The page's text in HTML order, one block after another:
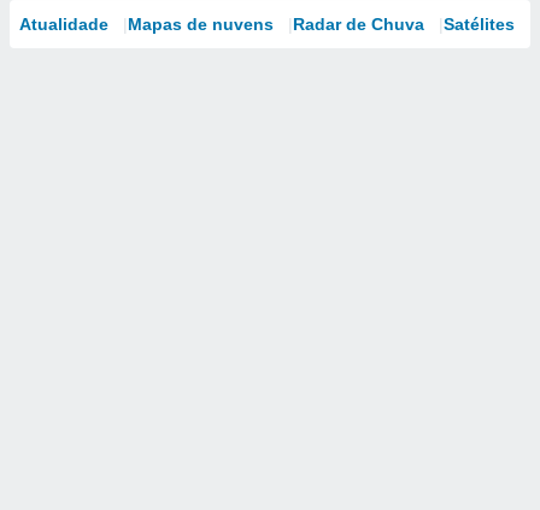
Atualidade Mapas de nuvens Radar de Chuva Satélites